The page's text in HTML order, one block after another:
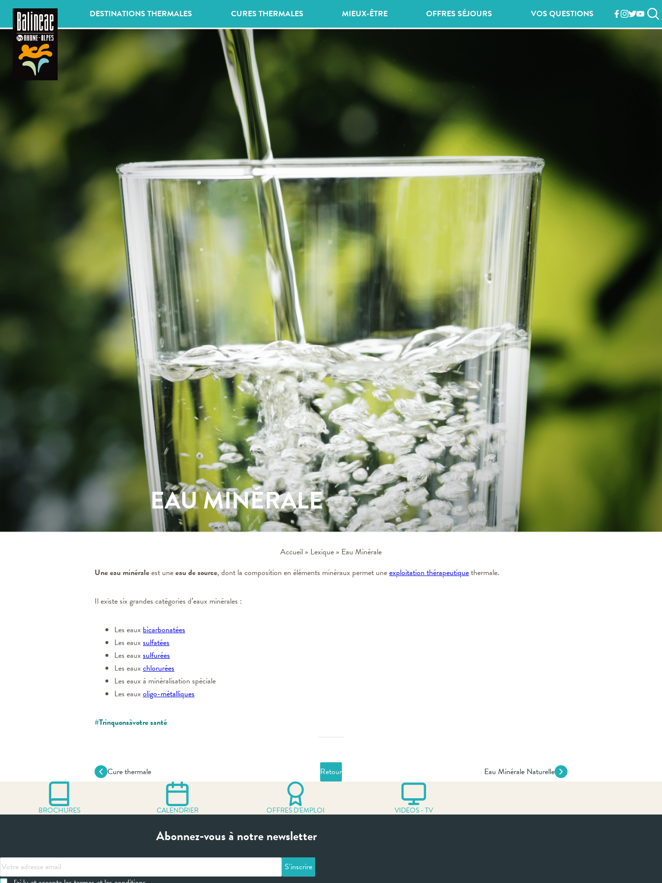
DESTINATIONS THERMALES CURES THERMALES MIEUX-ÊTRE OFFRES SÉJOURS VOS QUESTIONS facebook
instagram
twitter
EAU MINÉRALE
Accueil » Lexique » Eau Minérale
Une eau minéraleest uneeau de source, dont la composition en éléments minéraux permet uneexploitation thérapeutiquethermale.
Il existe six grandes catégories d’eaux minérales :
Les eaux bicarbonatées
Les eaux sulfatées
Les eaux sulfurées
Les eaux chlorurées
Les eaux à minéralisation spéciale
Les eaux oligo-métalliques
#Trinquonsàvotre santé
Cure thermale Retour Eau Minérale Naturelle
BROCHURES CALENDRIER OFFRES D'EMPLOI VIDEOS - TV
Abonnez-vous à notre newsletter
Votre
adresse
Panneau de gestion des cookies